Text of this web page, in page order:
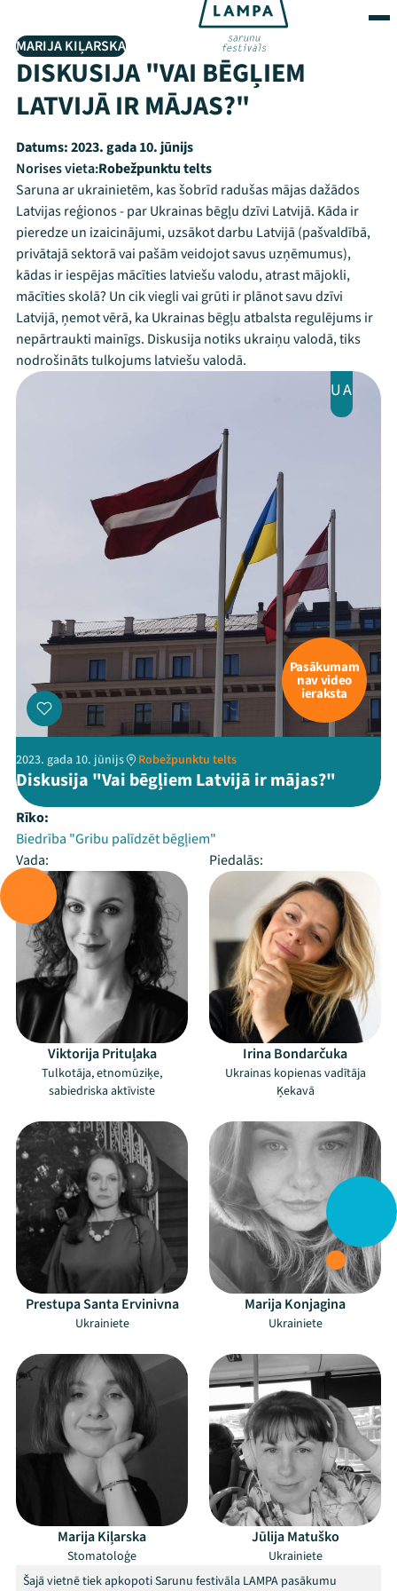
MARIJA KIĻARSKA
DISKUSIJA "VAI BĒGĻIEM
LATVIJĀ IR MĀJAS?"
Datums:2023. gada 10. jūnijs
Norises vieta:Robežpunktu telts
Saruna ar ukrainietēm, kas šobrīd radušas mājas dažādos
Latvijas reģionos - par Ukrainas bēgļu dzīvi Latvijā. Kāda ir
pieredze un izaicinājumi, uzsākot darbu Latvijā (pašvaldībā,
privātajā sektorā vai pašām veidojot savus uzņēmumus),
kādas ir iespējas mācīties latviešu valodu, atrast mājokli,
mācīties skolā? Un cik viegli vai grūti ir plānot savu dzīvi
Latvijā, ņemot vērā, ka Ukrainas bēgļu atbalsta regulējums ir
nepārtraukti mainīgs. Diskusija notiks ukraiņu valodā, tiks
nodrošināts tulkojums latviešu valodā.
UA
Pasākumam
nav video
ieraksta
2023. gada 10. jūnijs Robežpunktu telts
Diskusija "Vai bēgļiem Latvijā ir mājas?"
Rīko:
Biedrība "Gribu palīdzēt bēgļiem"
Vada:
Piedalās:
Viktorija Prituļaka
Tulkotāja, etnomūziķe,
sabiedriska aktīviste
Irina Bondarčuka
Ukrainas kopienas vadītāja
Ķekavā
Prestupa Santa Ervinivna
Ukrainiete
Marija Konjagina
Ukrainiete
Marija Kiļarska
Stomatoloģe
Jūlija Matuško
Ukrainiete
Šajā vietnē tiek apkopoti Sarunu festivāla LAMPA pasākumu